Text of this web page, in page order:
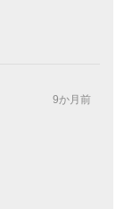
9か月前